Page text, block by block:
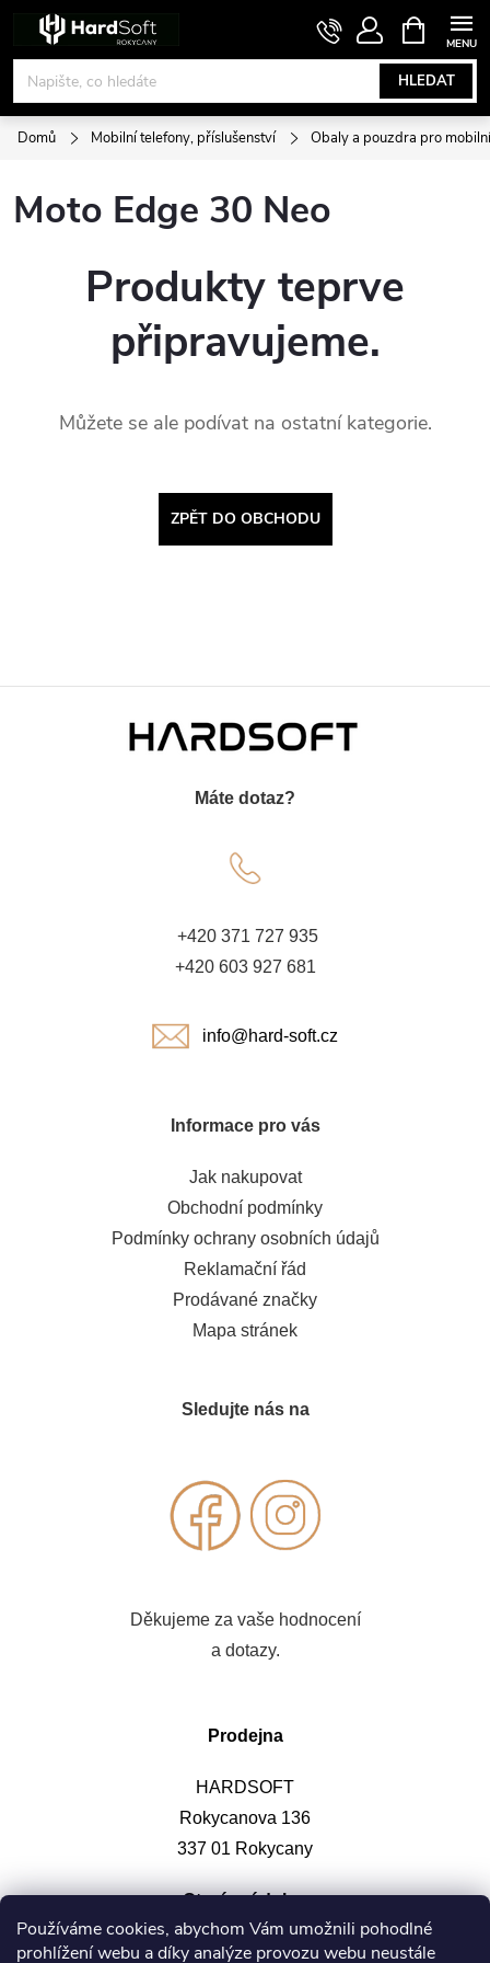
Používáme cookies, abychom Vám umožnili pohodlné
prohlížení webu a díky analýze provozu webu neustále
obsah
HLEDAT
NÁKUPNÍ
KOŠÍK
Domů Mobilní telefony, příslušenství Obaly a pouzdra pro
Moto Edge 30 Neo
Produkty teprve
připravujeme.
Můžete se ale podívat na ostatní kategorie.
ZPĚT DO OBCHODU
Máte dotaz?
+420 371 727 935
+420 603 927 681
info@hard-soft.cz
Informace pro vás
Jak nakupovat
Obchodní podmínky
Podmínky ochrany osobních údajů
Reklamační řád
Prodávané značky
Mapa stránek
Sledujte nás na
Děkujeme za vaše hodnocení
a dotazy.
Prodejna
HARDSOFT
Rokycanova 136
337 01 Rokycany
Otevírací doba: